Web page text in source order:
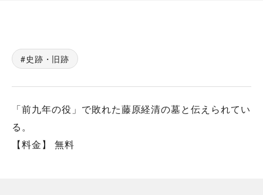
史跡・旧跡
「前九年の役」で敗れた藤原経清の墓と伝えられてい
る。
【料金】 無料